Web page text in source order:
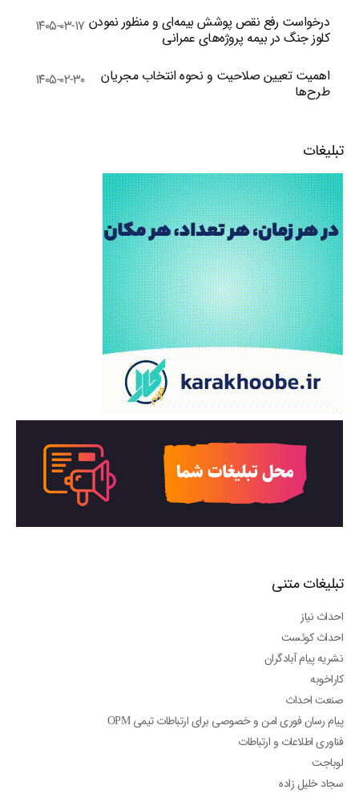
درخواست رفع نقص پوشش بیمه‌ای و منظور نمودن
کلوز جنگ در بیمه پروژه‌های عمرانی
۱۴۰۵-۰۳-۱۷
اهمیت تعیین صلاحیت و نحوه انتخاب مجریان
طرح‌ها
۱۴۰۵-۰۲-۳۰
تبلیغات
تبلیغات متنی
احداث نیاز
احداث کوئست
نشریه پیام آبادگران
کاراخوبه
صنعت احداث
پیام رسان فوری امن و خصوصی برای ارتباطات تیمی OPM
فناوری اطلاعات و ارتباطات
لوباجت
سجاد خلیل زاده